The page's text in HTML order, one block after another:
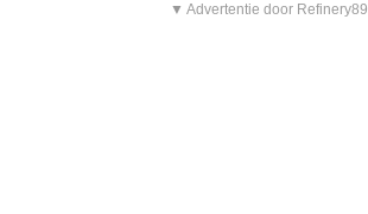
▼ Advertentie door Refinery89